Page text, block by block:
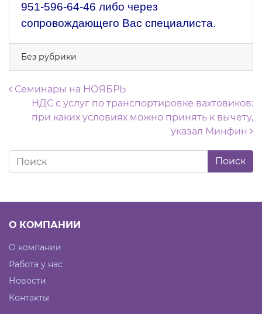
951-596-64-46 либо через
сопровождающего Вас специалиста.
Без рубрики
Навигация по записям
Семинары на НОЯБРЬ
НДС с услуг по транспортировке вахтовиков:
при каких условиях можно принять к вычету,
указал Минфин
О КОМПАНИИ
О компании
Работа у нас
Новости
Контакты